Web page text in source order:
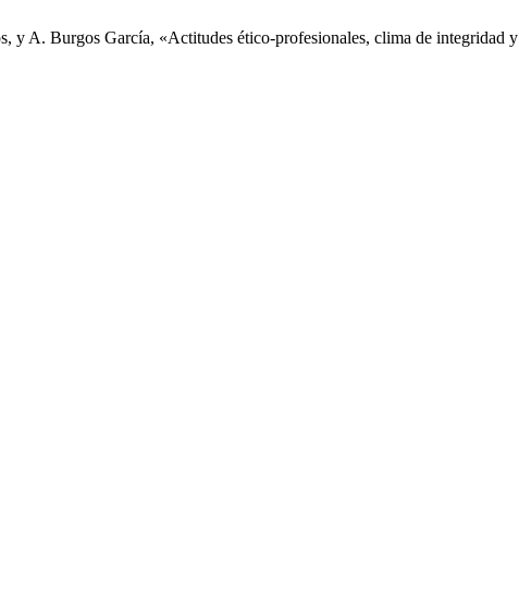
y A. Burgos García, «Actitudes ético-profesionales, clima de integridad